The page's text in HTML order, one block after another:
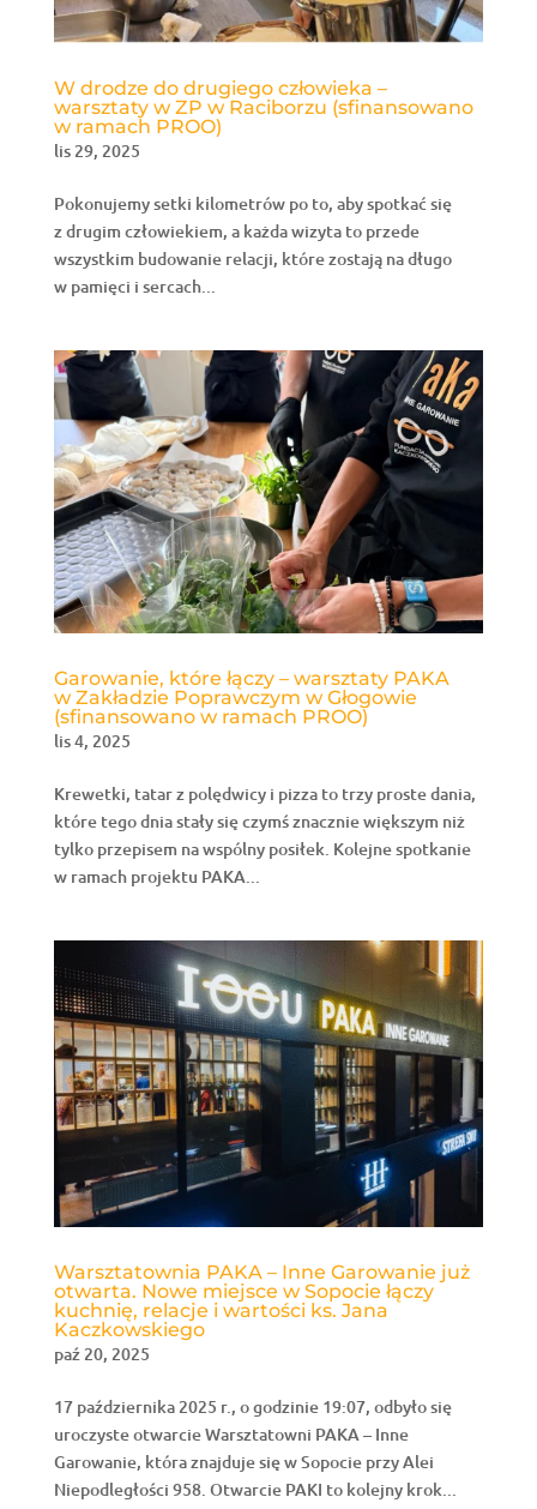
W drodze do drugiego człowieka –
warsztaty w ZP w Raciborzu (sfinansowano
w ramach PROO)
lis 29, 2025
Pokonujemy setki kilometrów po to, aby spotkać się
z drugim człowiekiem, a każda wizyta to przede
wszystkim budowanie relacji, które zostają na długo
w pamięci i sercach...
Garowanie, które łączy – warsztaty PAKA
w Zakładzie Poprawczym w Głogowie
(sfinansowano w ramach PROO)
lis 4, 2025
Krewetki, tatar z polędwicy i pizza to trzy proste dania,
które tego dnia stały się czymś znacznie większym niż
tylko przepisem na wspólny posiłek. Kolejne spotkanie
w ramach projektu PAKA...
Warsztatownia PAKA – Inne Garowanie już
otwarta. Nowe miejsce w Sopocie łączy
kuchnię, relacje i wartości ks. Jana
Kaczkowskiego
paź 20, 2025
17 października 2025 r., o godzinie 19:07, odbyło się
uroczyste otwarcie Warsztatowni PAKA – Inne
Garowanie, która znajduje się w Sopocie przy Alei
Niepodległości 958. Otwarcie PAKI to kolejny krok...